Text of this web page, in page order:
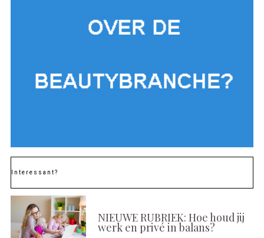
Interessant?
NIEUWE RUBRIEK: Hoe houd jij
werk en privé in balans?